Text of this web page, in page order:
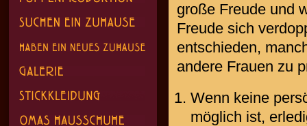
große Freude und
Freude sich
entschieden,
andere Frauen zu
Wenn keine
möglich ist,